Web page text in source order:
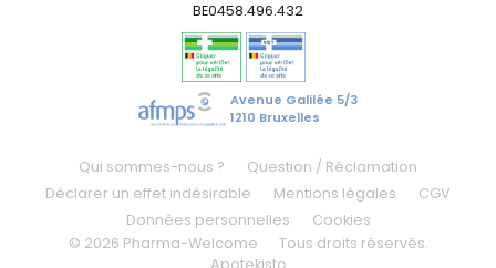
BE0458.496.432
Avenue Galilée 5/3
1210 Bruxelles
Qui sommes-nous ?
Question / Réclamation
Déclarer un effet indésirable
Mentions légales
CGV
Données personnelles
Cookies
© 2026 Pharma-Welcome
Tous droits réservés.
Apotekisto